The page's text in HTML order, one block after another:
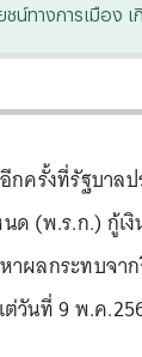
น์ทางการเมือง
กครั้งที่รัฐบาล
ด (พ.ร.ก.) กู้เ
ผลกระทบจาก
วันที่ 9 พ.ค